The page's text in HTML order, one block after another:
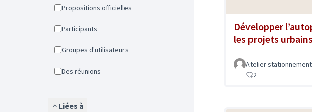
Propositions officielles
Participants
Groupes d'utilisateurs
Des réunions
Liées à
Développer
les projets urbains
Atelier
2